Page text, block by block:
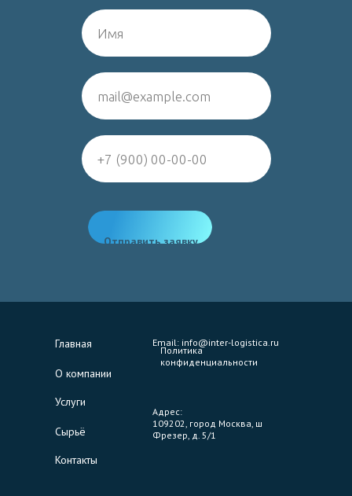
Отправить заявку
Главная
О компании
Услуги
Сырьё
Контакты
Email: info@inter-logistica.ru
Политика
конфиденциальности
Адрес:
109202, город Москва, ш
Фрезер, д. 5/1